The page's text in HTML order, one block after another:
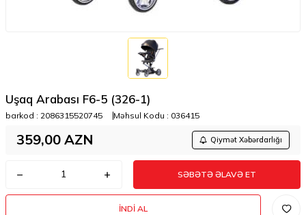
Uşaq Arabası F6-5 (326-1)
barkod : 2086315520745 Məhsul Kodu : 036415
359,00 AZN Qiymət Xəbərdarlığı
SƏBƏTƏ ƏLAVƏ ET
İNDI AL